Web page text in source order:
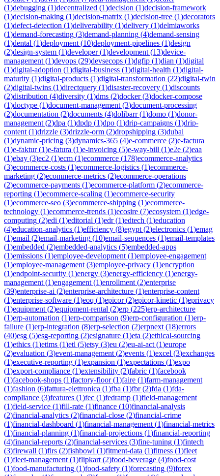
(1)debugging (1)decentralized (1)decision (1)decision-framework
(1)decision-making (1)decision-matrix (1)decision-tree (1)decorators
(1)defect-detection (1)deliverability (1)delivery (1)delmiaworks
(1)demand-forecasting (3)demand-planning (4)demand-sensing
(1)dental (1)deployment (10)deployment-pipelines (1)design
(2)design-system (1)developer(1)development (13)device-
management (1)devops (29)devsecops (1)dgfip (1)dian (1)digital
(1)digital-adoption (1)digital-business (1)digital-health (1)digital-
maturity (1)digital-products (1)digital-transformation (22)digital-twin
(2)digital-twins (1)directquery (1)disaster-recovery (1)discounts
(2)distribution (4)diversity (1)dms (2)docker(3)docker-compose
(1)doctype (1)document-management (3)document-processing
(2)documentation (2)documents (4)dolibarr(1)domo (1)donor-
management (2)dpa (1)dpdp (1)dpo (1)drip-campaigns (1)drip-
content (1)drizzle (3)drizzle-orm (2)dropshipping (3)dubai
(1)dynamic-pricing (3)dynamics-365 (4)e-commerce (2)e-factura
(1)e-faktur(1)e-fatura (1)e-invoicing (5)e-way-bill (1)e2e (2)eaa
(1)ebay (3)ec2 (1)ecm (1)ecommerce (178)ecommerce-analytics
(3)ecommerce-costs (1)ecommerce-logistics (1)ecommerce-
marketing (2)ecommerce-metrics (2)ecommerce-operations
(2)ecommerce-payments (1)ecommerce-platform (2)ecommerce-
reporting (1)ecommerce-scaling (1)ecommerce-security
(1)ecommerce-seo (3)ecommerce-shipping (1)ecommerce-
technology (1)ecommerce-trends (1)ecosire (7)ecosystem (1)edge-
computing (2)edi (1)editorial (1)edr(1)edtech (1)education
(4)education-analytics (1)efficiency (8)egypt (2)electronics (1)emag
(1)email (2)email-marketing (10)email-sequences (1)email-templates
(1)embedded (2)embedded-analytics (5)embedded-apps
(1)emissions (1)employee-development (1)employee-engagement
(1)employee-management (3)employee-privacy (1)encryption
(1)endpoint-security (1)energy (3)energy-efficiency (1)energy-
management (1)engagement (1)enrollment (2)enterprise
(39)enterprise-ai (2)enterprise-architecture (1)enterprise-content
(1)enterprise-software (1)eoq (1)epicor(2)epicor-kinetic (1)eprivacy
(1)equipment (2)equipment-rental (2)erp (225)erp-architecture
(1)erp-automation (1)erp-comparison (9)erp-configuration (1)erp-
failure (1)erp-integration (8)erp-selection (2)erpnext (18)errors
(40)esg (5)esg-reporting (2)esignature (1)eta (2)ethical-sourcing
(1)ethics (1)etims (1)etl (5)etsy (3)eu (2)eu-ai-act (1)europe
(2)evaluation (3)event-management (2)events (1)excel (3)exchanges
(1)executive-reporting (1)expansion (1)expectations (1)expo
(1)export-compliance (1)extensibility (2)fabric (1)facebook
(1)facebook-shops (1)factory-floor(1)faire (1)farm-management
(1)fashion (6)fattura-elettronica (1)fba (1)fbr(2)fda (1)fda-
compliance (3)features (1)fec (1)fedramp (1)field-management
(1)field-service (1)fill-rate (1)finance (10)financial-analysis
(2)financial-analytics (2)financial-close (2)financial-crime
(1)financial-dashboard (1)financial-management (1)financial-metrics
(1)financial-planning (1)financial-projections (1)financial-reporting
(4)financial-reports (2)financial-services (3)fine-tuning (1)fintech
(3)firewall (1)firs (2)fishbowl (1)fitment-data (1)fitness (1)fleet
(1)fleet-management (1)flipkart (2)food-beverage (4)food-cost
(1)food-manufacturing (1)food-safety (1)forecasting (9)forex